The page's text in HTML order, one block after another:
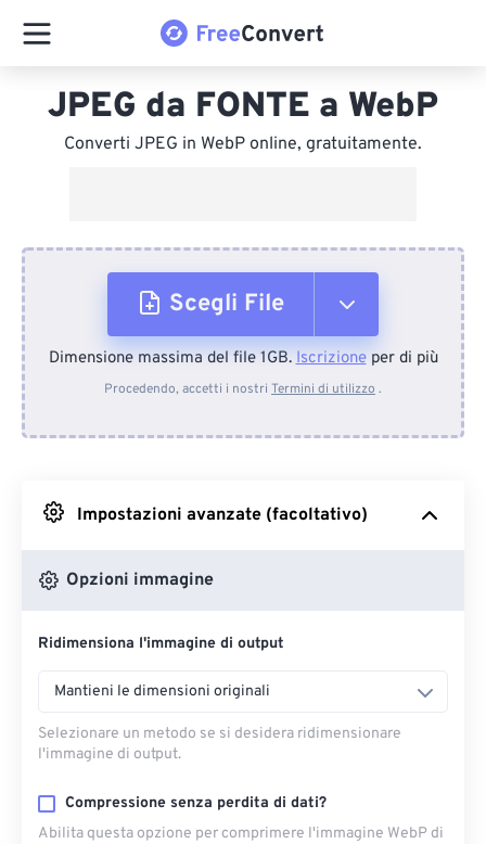
JPEG da FONTE a WebP
Converti JPEG in WebP online, gratuitamente.
Scegli File
Dal dispositivo
Da Google Drive
Dimensione massima del file 1GB.Iscrizioneper di più
Procedendo, accetti i nostri Termini di utilizzo .
Impostazioni avanzate (facoltativo)
Opzioni immagine
Ridimensiona l'immagine di output
Mantieni le dimensioni originali
Selezionare un metodo se si desidera ridimensionare
l'immagine di output.
Compressione senza perdita di dati?
Abilita questa opzione per comprimere l'immagine WebP di